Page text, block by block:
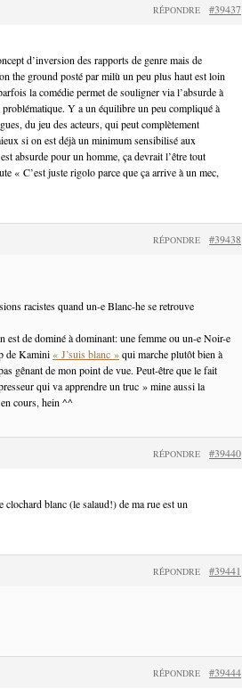
#39437
RÉPONDRE
d’inversion des rapports de genre mais de
the ground posté par milù un peu plus haut est loin
la comédie permet de souligner via l’absurde à
Y a un équilibre un peu compliqué à
du jeu des acteurs, qui peut complètement
si on est déjà un minimum sensibilisé aux
absurde pour un homme, ça devrait l’être tout
« C’est juste rigolo parce que ça arrive à un mec,
#39438
RÉPONDRE
racistes quand un-e Blanc-he se retrouve
est de dominé à dominant: une femme ou un-e Noir-e
de Kamini « J’suis blanc »qui marche plutôt bien à
gênant de mon point de vue. Peut-être que le fait
qui va apprendre un truc » mine aussi la
cours, hein ^^
#39440
RÉPONDRE
blanc (le salaud!) de ma rue est un
#39441
RÉPONDRE
#39444
RÉPONDRE